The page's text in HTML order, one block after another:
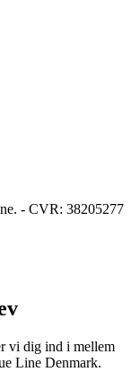
- CVR: 38205277
vi dig ind i mellem
Line Denmark.